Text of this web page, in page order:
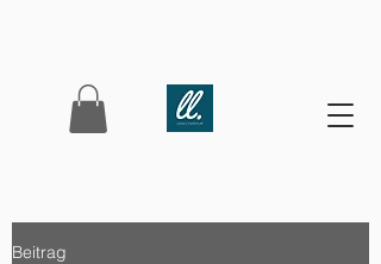
Beitrag